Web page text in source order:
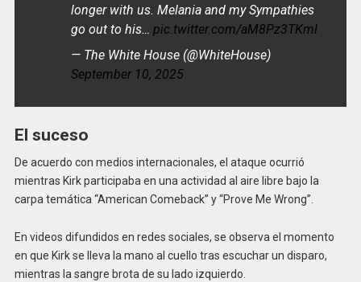
longer with us. Melania and my Sympathies
go out to his… pic.twitter.com/aM8Pz3TKml
— The White House (@WhiteHouse)
September 10, 2025
El suceso
De acuerdo con medios internacionales, el ataque ocurrió
mientras Kirk participaba en una actividad al aire libre bajo la
carpa temática “American Comeback” y “Prove Me Wrong”.
En videos difundidos en redes sociales, se observa el momento
en que Kirk se lleva la mano al cuello tras escuchar un disparo,
mientras la sangre brota de su lado izquierdo.